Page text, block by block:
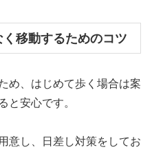
移動するためのコツ
め、はじめて歩く場合は案
と安心です。
意し、日差し対策をしてお